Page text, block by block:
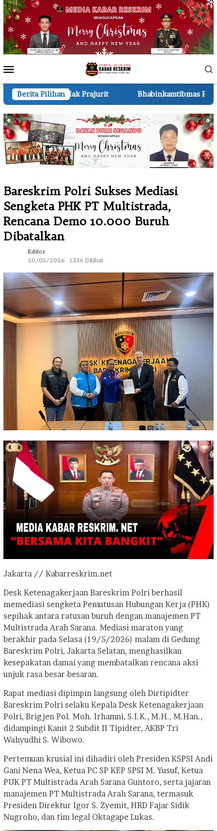
Loncat
ke
konten
Mobile
Berita Pilihan
Bhabinkamtibmas Polsek Pkl Kerinci Monitoring
Bareskrim Polri Sukses Mediasi
Sengketa PHK PT Multistrada,
Rencana Demo 10.000 Buruh
Dibatalkan
Editor
20/05/2026
1336 Dilihat
Jakarta // Kabarreskrim.net
Desk Ketenagakerjaan Bareskrim Polri berhasil
memediasi sengketa Pemutusan Hubungan Kerja (PHK)
sepihak antara ratusan buruh dengan manajemen PT
Multistrada Arah Sarana. Mediasi maraton yang
berakhir pada Selasa (19/5/2026) malam di Gedung
Bareskrim Polri, Jakarta Selatan, menghasilkan
kesepakatan damai yang membatalkan rencana aksi
unjuk rasa besar-besaran.
Rapat mediasi dipimpin langsung oleh Dirtipidter
Bareskrim Polri selaku Kepala Desk Ketenagakerjaan
Polri, Brigjen Pol. Moh. Irhamni, S.I.K., M.H., M.Han.,
didampingi Kanit 2 Subdit II Tipidter, AKBP Tri
Wahyudhi S. Wibowo.
Pertemuan krusial ini dihadiri oleh Presiden KSPSI Andi
Gani Nena Wea, Ketua PC SP KEP SPSI M. Yusuf, Ketua
PUK PT Multistrada Arah Sarana Guntoro, serta jajaran
manajemen PT Multistrada Arah Sarana, termasuk
Presiden Direktur Igor S. Zyemit, HRD Fajar Sidik
Nugroho, dan tim legal Oktagape Lukas.